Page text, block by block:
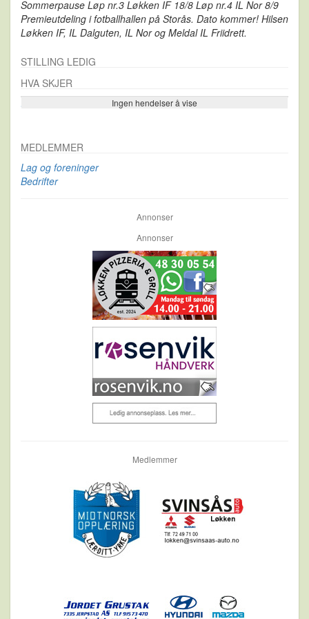
Sommerpause Løp nr.3 Løkken IF 18/8 Løp nr.4 IL Nor 8/9
Premieutdeling i fotballhallen på Storås. Dato kommer! Hilsen
Løkken IF, IL Dalguten, IL Nor og Meldal IL Friidrett.
STILLING LEDIG
HVA SKJER
Ingen hendelser å vise
Se flere…
MEDLEMMER
Lag og foreninger
Bedrifter
Annonser
Annonser
Medlemmer